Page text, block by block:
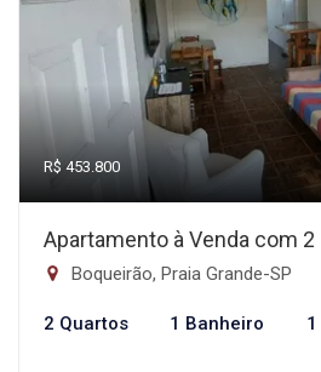
R$ 453.800
Apartamento à Venda com 2
Boqueirão, Praia Grande-SP
2 Quartos 1 Banheiro